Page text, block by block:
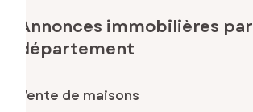
Annonces immobilières par
département
Vente de maisons